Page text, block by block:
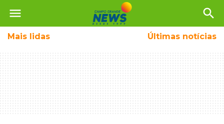
menu search
Mais lidas Últimas notícias